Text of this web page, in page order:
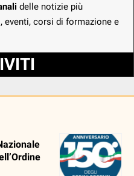
delle notizie più
eventi, corsi di formazione e